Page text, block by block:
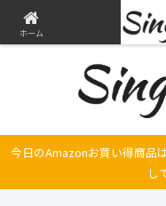
ヤマハ SRX250とFilano115、
今日のAmazonお買い得商品
し
ホーム